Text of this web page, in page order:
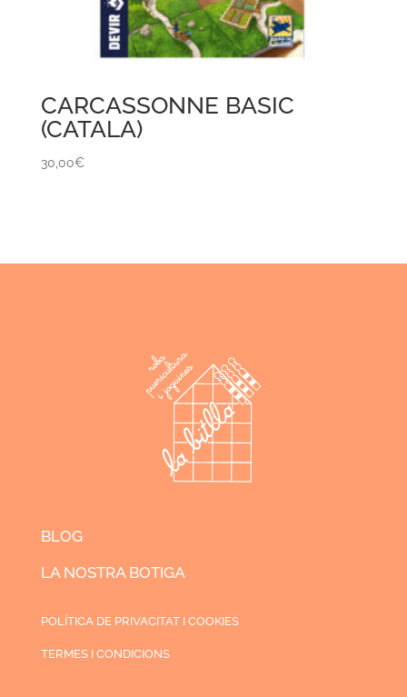
CARCASSONNE BASIC
(CATALA)
30,00€
BLOG
LA NOSTRA BOTIGA
POLÍTICA DE PRIVACITAT I COOKIES
TERMES I CONDICIONS